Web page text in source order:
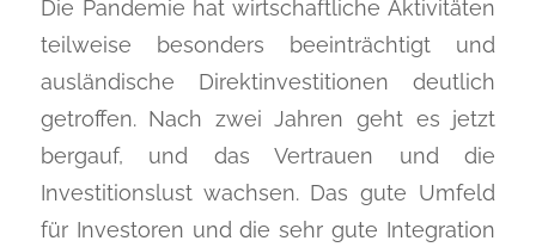
Die Pandemie hat wirtschaftliche Aktivitäten
teilweise besonders beeinträchtigt und
ausländische Direktinvestitionen deutlich
getroffen. Nach zwei Jahren geht es jetzt
bergauf, und das Vertrauen und die
Investitionslust wachsen. Das gute Umfeld
für Investoren und die sehr gute Integration